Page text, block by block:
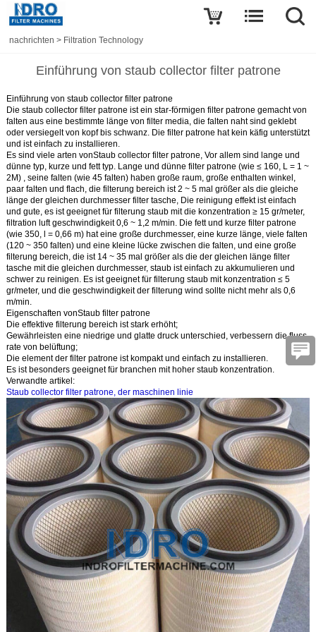
nachrichten > Filtration Technology
Einführung von staub collector filter patrone
Einführung von staub collector filter patrone
Die staub collector filter patrone ist ein star-förmigen filter patrone gemacht von
falten aus eine bestimmte länge von filter media, die falten naht sind geklebt
oder versiegelt von kopf bis schwanz. Die filter patrone hat kein käfig unterstützt
und ist einfach zu installieren.
Es sind viele arten vonStaub collector filter patrone , Vor allem sind lange und
dünne typ, kurze und fett typ. Lange und dünne filter patrone (wie ≤ 160, L = 1 ~
2M) , seine falten (wie 45 falten) haben große raum, große enthalten winkel,
paar falten und flach, die filterung bereich ist 2 ~ 5 mal größer als die gleiche
länge der gleichen durchmesser filter tasche, Die reinigung effekt ist einfach
und gute, es ist geeignet für filterung staub mit die konzentration ≥ 15 gr/meter,
filtration luft geschwindigkeit 0,6 ~ 1,2 m/min. Die fett und kurze filter patrone
(wie 350, l = 0,66 m) hat eine große durchmesser, eine kurze länge, viele falten
(120 ~ 350 falten) und eine kleine lücke zwischen die falten, und eine große
filterung bereich, die ist 14 ~ 35 mal größer als die der gleichen länge filter
tasche mit die gleichen durchmesser, staub ist einfach zu akkumulieren und
schwer zu reinigen. Es ist geeignet für filterung staub mit konzentration ≤ 5
gr/meter, und die geschwindigkeit der filterung wind sollte nicht mehr als 0,6
m/min.
Eigenschaften vonStaub filter patrone
Die effektive filterung bereich ist stark erhöht;
Gewährleisten eine niedrige und glatte druck unterschied, verbessern die fluss
rate von belüftung;
Die element der filter patrone ist kompakt und einfach zu installieren.
Es ist besonders geeignet für branchen mit hoher staub konzentration.
Verwandte artikel:
Staub collector filter patrone, der maschinen linie